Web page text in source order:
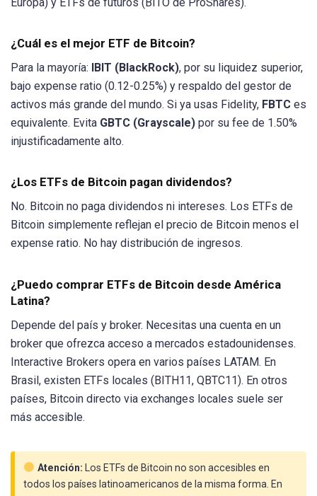
¿Cuál es el mejor ETF de Bitcoin?
Para la mayoría: IBIT (BlackRock), por su liquidez superior,
bajo expense ratio (0.12-0.25%) y respaldo del gestor de
activos más grande del mundo. Si ya usas Fidelity, FBTC es
equivalente. Evita GBTC (Grayscale) por su fee de 1.50%
injustificadamente alto.
¿Los ETFs de Bitcoin pagan dividendos?
No. Bitcoin no paga dividendos ni intereses. Los ETFs de
Bitcoin simplemente reflejan el precio de Bitcoin menos el
expense ratio. No hay distribución de ingresos.
¿Puedo comprar ETFs de Bitcoin desde América
Latina?
Depende del país y broker. Necesitas una cuenta en un
broker que ofrezca acceso a mercados estadounidenses.
Interactive Brokers opera en varios países LATAM. En
Brasil, existen ETFs locales (BITH11, QBTC11). En otros
países, Bitcoin directo via exchanges locales suele ser
más accesible.
Atención: Los ETFs de Bitcoin no son accesibles en
todos los países latinoamericanos de la misma forma. En